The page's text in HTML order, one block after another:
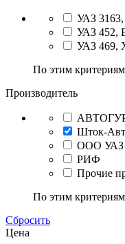
УАЗ
УАЗ 452,
УАЗ 469,
По этим
Производитель
Шток-
ООО УАЗ
РИФ
Прочие
По этим
Сбросить
Цена